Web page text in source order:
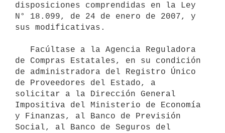
disposiciones comprendidas en la Ley
N° 18.099, de 24 de enero de 2007, y
sus modificativas.
de Compras Estatales, en su condición
de administradora del Registro Único
de Proveedores del Estado, a
solicitar a la Dirección General
Impositiva del Ministerio de Economía
y Finanzas, al Banco de Previsión
Social, al Banco de Seguros del